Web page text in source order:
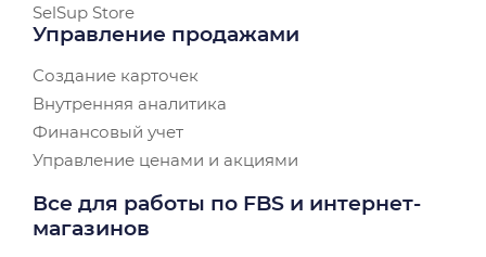
SelSup Store
Управление продажами
Создание карточек
Внутренняя аналитика
Финансовый учет
Управление ценами и акциями
Все для работы по FBS и интернет-
магазинов